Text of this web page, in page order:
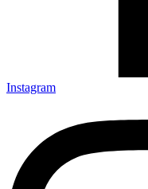
Instagram